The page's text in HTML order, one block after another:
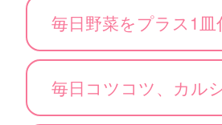
毎日野菜をプラス1皿
毎日コツコツ、カル